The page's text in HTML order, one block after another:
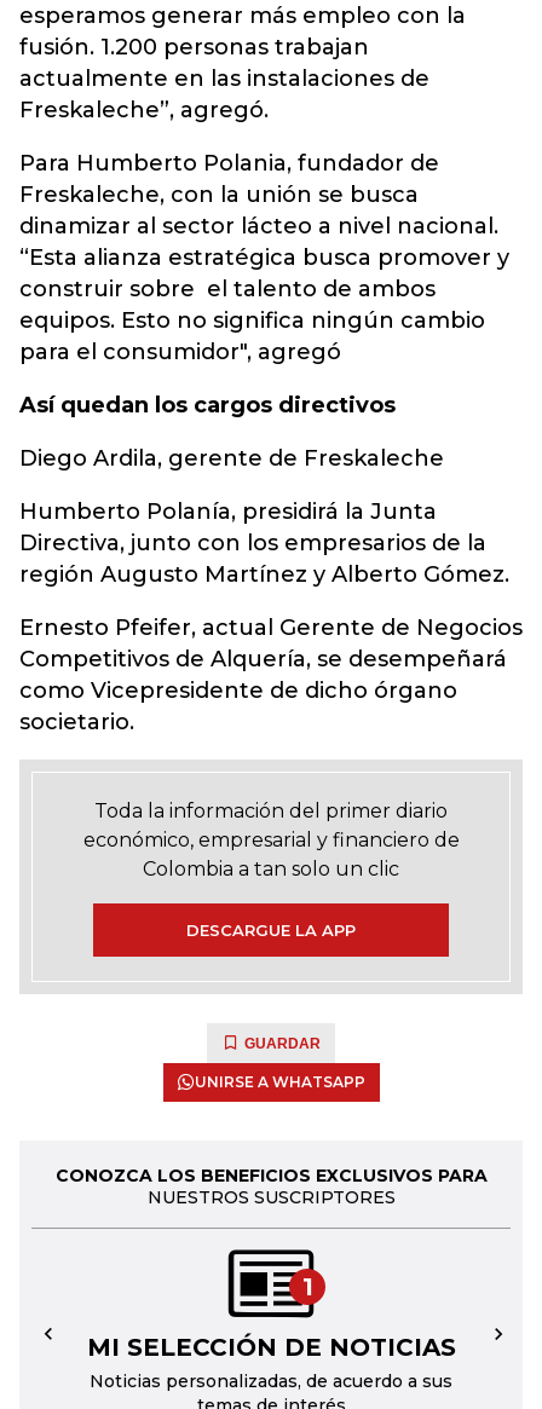
esperamos generar más empleo con la
fusión. 1.200 personas trabajan
actualmente en las instalaciones de
Freskaleche”, agregó.
Para Humberto Polania, fundador de
Freskaleche, con la unión se busca
dinamizar al sector lácteo a nivel nacional.
“Esta alianza estratégica busca promover y
construir sobre el talento de ambos
equipos. Esto no significa ningún cambio
para el consumidor", agregó
Así quedan los cargos directivos
Diego Ardila, gerente de Freskaleche
Humberto Polanía, presidirá la Junta
Directiva, junto con los empresarios de la
región Augusto Martínez y Alberto Gómez.
Ernesto Pfeifer, actual Gerente de Negocios
Competitivos de Alquería, se desempeñará
como Vicepresidente de dicho órgano
societario.
Toda la información del primer diario
económico, empresarial y financiero de
Colombia a tan solo un clic
DESCARGUE LA APP
GUARDAR
UNIRSE A WHATSAPP
CONOZCA LOS BENEFICIOS EXCLUSIVOS PARA
NUESTROS SUSCRIPTORES
1
MI SELECCIÓN DE NOTICIAS
Noticias personalizadas, de acuerdo a sus
← →